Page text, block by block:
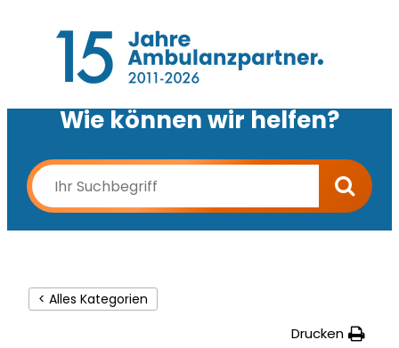
Wie können wir helfen?
< Alles Kategorien
Drucken